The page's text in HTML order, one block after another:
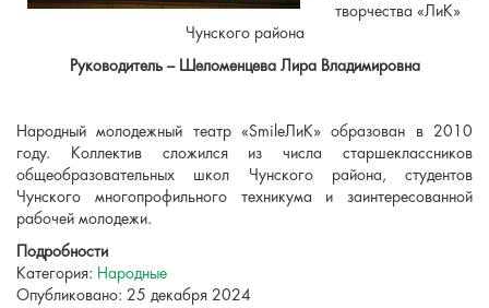
творчества «ЛиК»
Чунского района
Руководитель – Шеломенцева Лира Владимировна
Народный молодежный театр «SmileЛиК» образован в 2010
году. Коллектив сложился из числа старшеклассников
общеобразовательных школ Чунского района, студентов
Чунского многопрофильного техникума и заинтересованной
рабочей молодежи.
Подробности
Категория: Народные
Опубликовано: 25 декабря 2024